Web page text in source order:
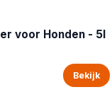
voor Honden - 5l
Bekijk